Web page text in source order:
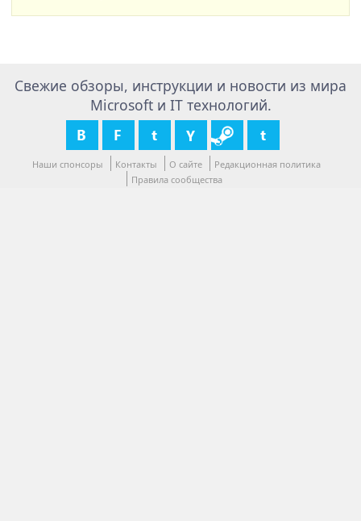
Свежие обзоры, инструкции и новости из мира
Microsoft и IT технологий.
Наши спонсоры Контакты О сайте
Редакционная политика
Правила сообщества